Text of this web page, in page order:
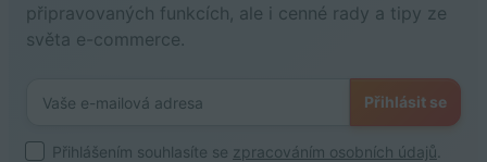
připravovaných funkcích, ale i cenné rady a tipy ze
světa e-commerce.
Přihlásit se
Přihlášením souhlasíte se zpracováním osobních údajů